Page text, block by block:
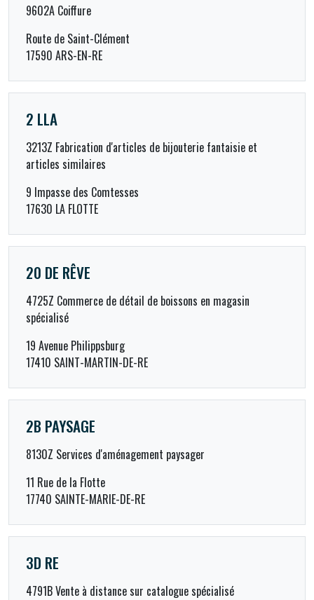
9602A Coiffure
Route de Saint-Clément
17590 ARS-EN-RE
2 LLA
3213Z Fabrication d'articles de bijouterie fantaisie et
articles similaires
9 Impasse des Comtesses
17630 LA FLOTTE
20 DE RÊVE
4725Z Commerce de détail de boissons en magasin
spécialisé
19 Avenue Philippsburg
17410 SAINT-MARTIN-DE-RE
2B PAYSAGE
8130Z Services d'aménagement paysager
11 Rue de la Flotte
17740 SAINTE-MARIE-DE-RE
3D RE
4791B Vente à distance sur catalogue spécialisé